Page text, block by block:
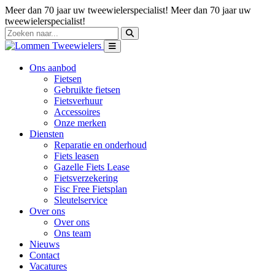
Meer dan 70 jaar uw tweewielerspecialist! Meer dan 70 jaar uw
tweewielerspecialist!
Ons aanbod
Fietsen
Gebruikte fietsen
Fietsverhuur
Accessoires
Onze merken
Diensten
Reparatie en onderhoud
Fiets leasen
Gazelle Fiets Lease
Fietsverzekering
Fisc Free Fietsplan
Sleutelservice
Over ons
Over ons
Ons team
Nieuws
Contact
Vacatures